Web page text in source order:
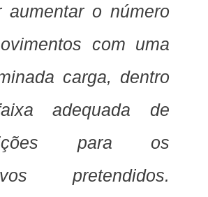
aumentar o número
com uma
carga, dentro
adequada de
para os
pretendidos.